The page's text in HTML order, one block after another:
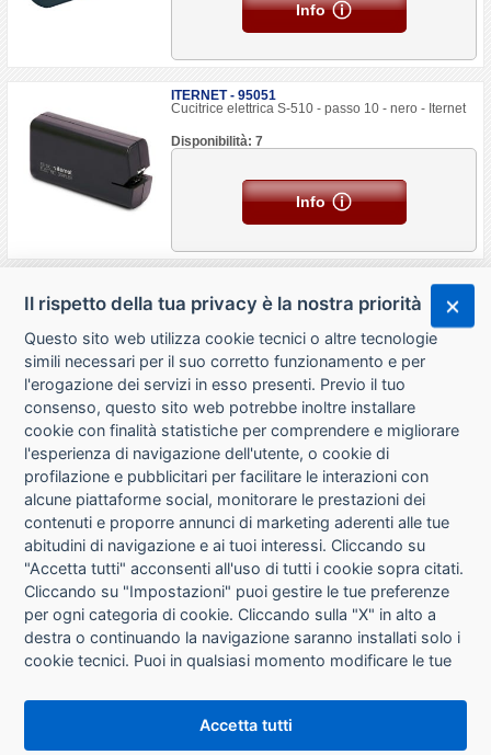
Info
ITERNET - 95051
Cucitrice elettrica S-510 - passo 10 - nero - Iternet
Disponibilità: 7
Info
CHI SIAMO
CONTATTI
CONDIZIONI DI VENDITA
RICHIESTA RECESSO
PRIVACY
Il rispetto della tua privacy è la nostra priorità
Questo sito web utilizza cookie tecnici o altre tecnologie
simili necessari per il suo corretto funzionamento e per
l'erogazione dei servizi in esso presenti. Previo il tuo
consenso, questo sito web potrebbe inoltre installare
cookie con finalità statistiche per comprendere e migliorare
l'esperienza di navigazione dell'utente, o cookie di
profilazione e pubblicitari per facilitare le interazioni con
alcune piattaforme social, monitorare le prestazioni dei
contenuti e proporre annunci di marketing aderenti alle tue
abitudini di navigazione e ai tuoi interessi. Cliccando su
"Accetta tutti" acconsenti all'uso di tutti i cookie sopra citati.
Cliccando su "Impostazioni" puoi gestire le tue preferenze
per ogni categoria di cookie. Cliccando sulla "X" in alto a
destra o continuando la navigazione saranno installati solo i
cookie tecnici. Puoi in qualsiasi momento modificare le tue
che si trova in fondo alle pagine del sito. Per maggiori
informazioni consulta la nostraInformativa sui cookie
Accetta tutti